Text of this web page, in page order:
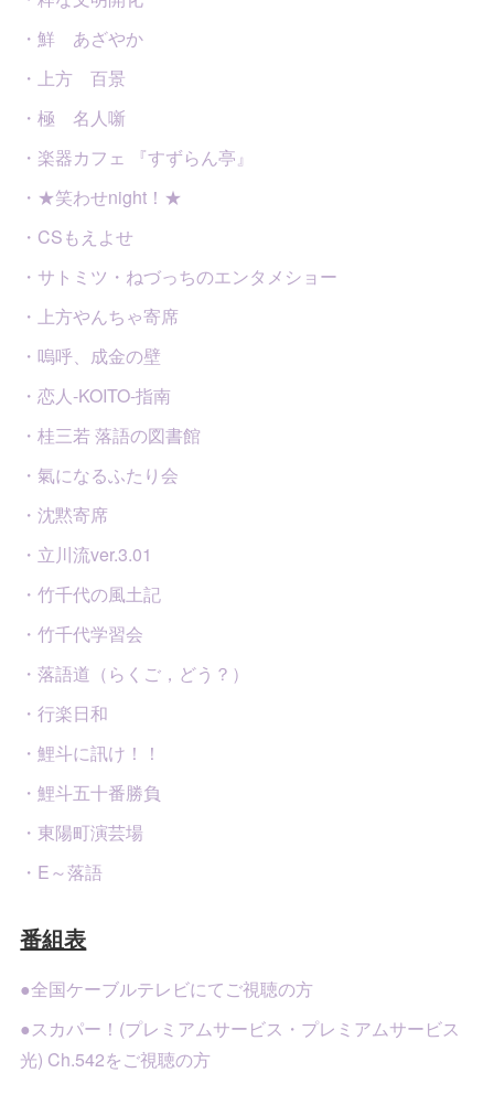
・鮮 あざやか
・上方 百景
・極 名人噺
・楽器カフェ 『すずらん亭』
・★笑わせnight！★
・CSもえよせ
・サトミツ・ねづっちのエンタメショー
・上方やんちゃ寄席
・嗚呼、成金の壁
・恋人-KOITO-指南
・桂三若 落語の図書館
・氣になるふたり会
・沈黙寄席
・立川流ver.3.01
・竹千代の風土記
・竹千代学習会
・落語道（らくご，どう？）
・行楽日和
・鯉斗に訊け！！
・鯉斗五十番勝負
・東陽町演芸場
・E～落語
番組表
●全国ケーブルテレビにてご視聴の方
●スカパー！(プレミアムサービス・プレミアムサービス
光) Ch.542をご視聴の方